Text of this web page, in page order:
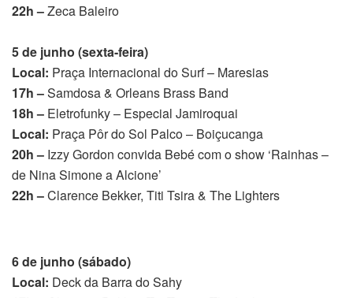
22h –Zeca Baleiro
5 de junho (sexta-feira)
Local: Praça Internacional do Surf – Maresias
17h –Samdosa & Orleans Brass Band
18h – Eletrofunky – Especial Jamiroquai
Local: Praça Pôr do Sol Palco – Boiçucanga
20h – Izzy Gordon convida Bebé com o show ‘Rainhas –
de Nina Simone a Alcione’
22h –Clarence Bekker, Titi Tsira & The Lighters
6 de junho (sábado)
Local: Deck da Barra do Sahy